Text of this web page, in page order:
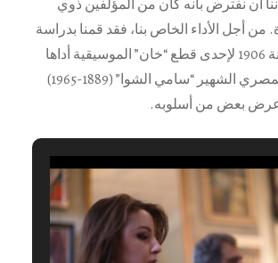
أن نفترض بأنه كان من المؤلفين ذوي
من أجل الأداء الخاص بنا، فقد قمنا بدراسة
تسجيل يعود لسنة 1906 لإحدى قطع “خان” الموسيقية أداها
عازف الكمان المصري الشهير “سامي الشوا” (1889-1965)
بعض من أسلوبه.